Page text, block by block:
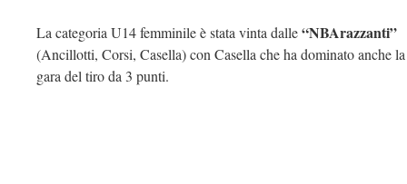
La categoria U14 femminile è stata vinta dalle“NBArazzanti”
(Ancillotti, Corsi, Casella) con Casella che ha dominato anche la
gara del tiro da 3 punti.